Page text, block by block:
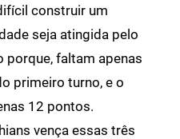
construir um
seja atingida pelo
porque, faltam apenas
primeiro turno, e o
12 pontos.
vença essas três